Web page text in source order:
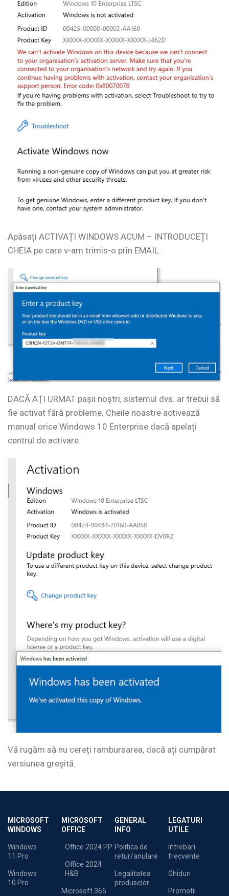
Apăsați ACTIVAȚI WINDOWS ACUM – INTRODUCEȚI
CHEIA pe care v-am trimis-o prin EMAIL.
DACĂ AȚI URMAT pașii noștri, sistemul dvs. ar trebui să
fie activat fără probleme. Cheile noastre activează
manual orice Windows 10 Enterprise dacă apelați
centrul de activare.
Vă rugăm să nu cereți rambursarea, dacă ați cumpărat
versiunea greșită.
MICROSOFT
WINDOWS
Windows
11 Pro
Windows
10 Pro
MICROSOFT
OFFICE
Office 2024 PP
Office 2024
H&B
Microsoft 365
GENERAL
INFO
Politica de
retur/anulare
Legalitatea
produselor
LEGATURI
UTILE
Intrebari
frecvente
Ghiduri
Promotii